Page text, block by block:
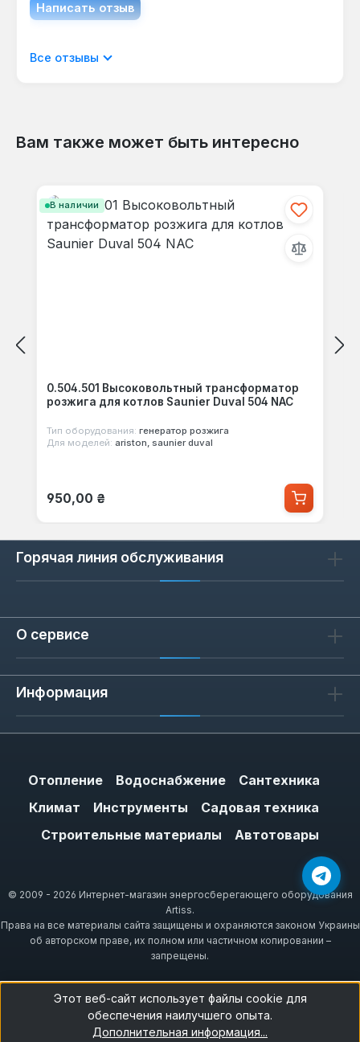
Написать отзыв
Отображать отзывы только на текущем
Все отзывы
Вам также может быть интересно
В наличии
0.504.501 Высоковольтный трансформатор
розжига для котлов Saunier Duval 504 NAC
Тип оборудования: генератор розжига
Для моделей: ariston, saunier duval
Обычная цена:
950,00 ₴
Горячая линия обслуживания
О сервисе
Информация
Отопление Водоснабжение
Сантехника
Климат
Инструменты
Садовая техника
Строительные материалы
Автотовары
© 2009 - 2026 Интернет-магазин энергосберегающего оборудования
Artiss.
Права на все материалы сайта защищены и охраняются законом Украины
об авторском праве, их полном или частичном копировании –
запрещены.
Этот веб-сайт использует файлы cookie для
обеспечения наилучшего опыта.
Дополнительная информация...